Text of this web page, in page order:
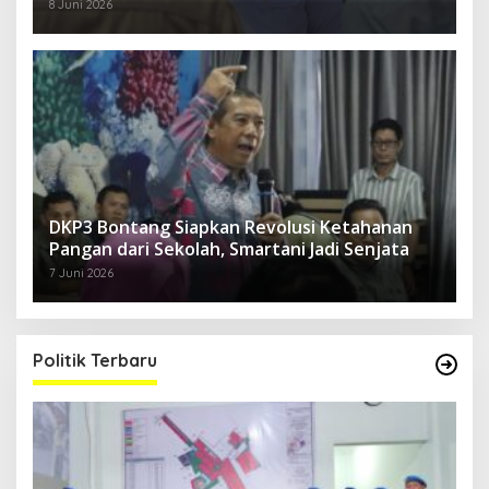
8 Juni 2026
DKP3 Bontang Siapkan Revolusi Ketahanan
Pangan dari Sekolah, Smartani Jadi Senjata
7 Juni 2026
Politik Terbaru